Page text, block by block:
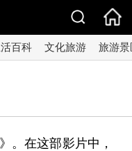
百科 文化旅游 旅游景
。在这部影片中，